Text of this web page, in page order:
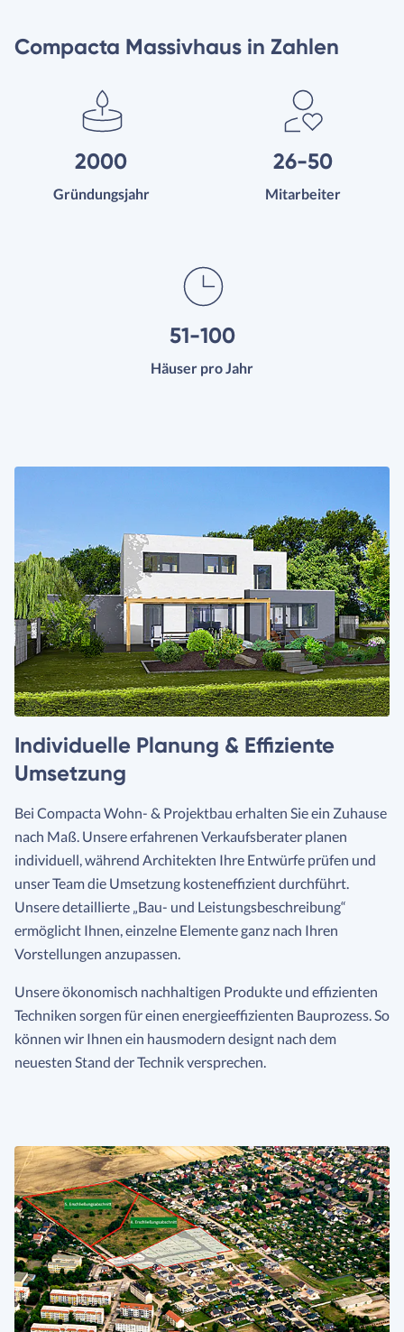
Compacta Massivhaus in Zahlen
2000
Gründungsjahr
26-50
Mitarbeiter
51-100
Häuser pro Jahr
Individuelle Planung & Effiziente
Umsetzung
Bei Compacta Wohn- & Projektbau erhalten Sie ein Zuhause
nach Maß. Unsere erfahrenen Verkaufsberater planen
individuell, während Architekten Ihre Entwürfe prüfen und
unser Team die Umsetzung kosteneffizient durchführt.
Unsere detaillierte „Bau- und Leistungsbeschreibung“
ermöglicht Ihnen, einzelne Elemente ganz nach Ihren
Vorstellungen anzupassen.
Unsere ökonomisch nachhaltigen Produkte und effizienten
Techniken sorgen für einen energieeffizienten Bauprozess. So
können wir Ihnen ein hausmodern designt nach dem
neuesten Stand der Technik versprechen.